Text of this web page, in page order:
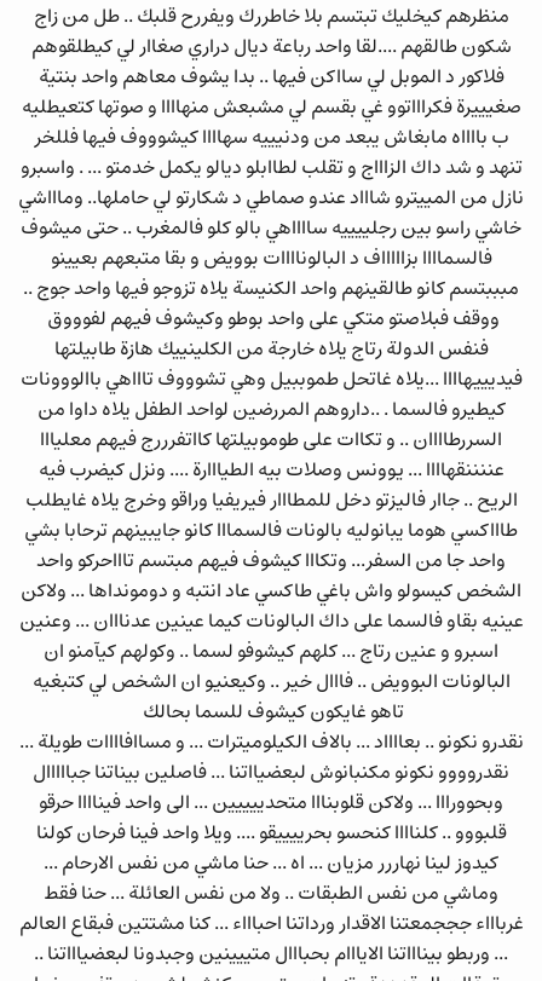
منظرهم كيخليك تبتسم بلا خاطررك ويفررح قلبك .. طل من زاج
شكون طالقهم ....لقا واحد رباعة ديال دراري صغاار لي كيطلقوهم
فلاكور د الموبل لي سااكن فيها .. بدا يشوف معاهم واحد بنتية
صغيييرة فكراااتوو غي بقسم لي مشبعش منهاااا و صوتها كتعيطليه
ب بااااه مابغاش يبعد من ودنيييه سهاااا كيشوووف فيها فللخر
تنهد و شد داك الزاااج و تقلب لطاابلو ديالو يكمل خدمتو ... . واسبرو
نازل من المييترو شاااد عندو صماطي د شكارتو لي حاملها.. وماااشي
خاشي راسو بين رجلييييه سااااهي بالو كلو فالمغرب .. حتى ميشوف
فالسماااا بزاااااف د البالوناااات بوويض و بقا متبعهم بعيينو
مبببتسم كانو طالقينهم واحد الكنيسة يلاه تزوجو فيها واحد جوج ..
ووقف فبلاصتو متكي على واحد بوطو وكيشوف فيهم لفوووق
فنفس الدولة رتاج يلاه خارجة من الكلينييك هازة طابيلتها
فيديييهاااا ...يلاه غاتحل طموببيل وهي تشوووف تاااهي باالووونات
كيطيرو فالسما . ..داروهم المررضين لواحد الطفل يلاه داوا من
السررطاااان .. و تكاات على طوموبيلتها كااتفرررج فيهم معليااا
عننننقهاااا ... يوونس وصلات بيه الطيااارة .... ونزل كيضرب فيه
الريح .. جاار فاليزتو دخل للمطااار فيريفيا وراقو وخرج يلاه غايطلب
طاااكسي هوما يبانوليه بالونات فالسمااا كانو جايبينهم ترحابا بشي
واحد جا من السفر... وتكااا كيشوف فيهم مبتسم تاااحركو واحد
الشخص كيسولو واش باغي طاكسي عاد انتبه و دومونداها ... ولاكن
عينيه بقاو فالسما على داك البالونات كيما عينين عدنااان ... وعنين
اسبرو و عنين رتاج ... كلهم كيشوفو لسما .. وكولهم كيآمنو ان
البالونات البوويض .. فااال خير .. وكيعنيو ان الشخص لي كتبغيه
تاهو غايكون كيشوف للسما بحالك
نقدرو نكونو .. بعااااد ... بالاف الكيلوميترات ... و مساافاااات طويلة ...
نقدروووو نكونو مكنبانوش لبعضيااتنا ... فاصلين بيناتنا جبااااال
وبحوورااا ... ولاكن قلوبنااا متحدييييين ... الى واحد فيناااا حرقو
قلبووو .. كلناااا كنحسو بحرييييقو .... ويلا واحد فينا فرحان كولنا
كيدوز لينا نهاررر مزيان ... اه ... حنا ماشي من نفس الارحام ...
وماشي من نفس الطبقات .. ولا من نفس العائلة ... حنا فقط
غرباااء جججمعتنا الاقدار ورداتنا احباااء ... كنا مشتتين فبقاع العالم
... وربطو بيناااتنا الايااام بحبااال متييينين وجبدونا لبعضياااتنا ..